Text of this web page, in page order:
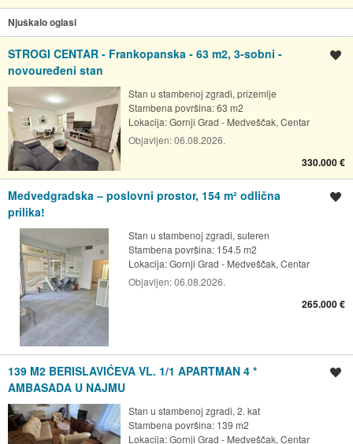
Njuškalo oglasi
STROGI CENTAR - Frankopanska - 63 m2, 3-sobni -
novouređeni stan
Stan u stambenoj zgradi, prizemlje
Stambena površina: 63 m2
Lokacija:Gornji Grad - Medveščak, Centar
Objavljen:06.08.2026.
330.000 €
Medvedgradska – poslovni prostor, 154 m² odlična
prilika!
Stan u stambenoj zgradi, suteren
Stambena površina: 154.5 m2
Lokacija:Gornji Grad - Medveščak, Centar
Objavljen:06.08.2026.
265.000 €
139 M2 BERISLAVIĆEVA VL. 1/1 APARTMAN 4 *
AMBASADA U NAJMU
Stan u stambenoj zgradi, 2. kat
Stambena površina: 139 m2
Lokacija:Gornji Grad - Medveščak, Centar